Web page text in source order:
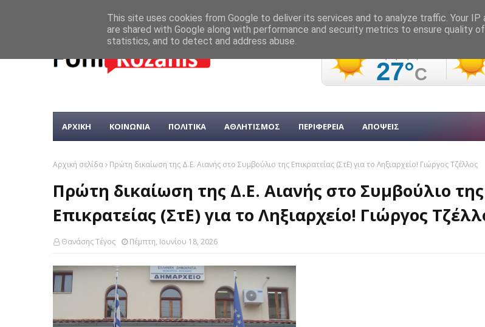
ΑΡΧΙΚΗ ΚΟΙΝΩΝΙΑ ΠΟΛΙΤΙΚΑ ΑΘΛΗΤΙΣΜΟΣ ΠΕΡΙΦΕΡΕΙΑ ΑΠΟΨΕΙΣ
Αρχική σελίδα Πρώτη δικαίωση της Δ.Ε. Αιανής στο Συμβούλιο της Επικρατείας (ΣτΕ) για το Ληξιαρχείο! Γιώργος Τζέλλος
Πρώτη δικαίωση της Δ.Ε. Αιανής στο Συμβούλιο της
Επικρατείας (ΣτΕ) για το Ληξιαρχείο! Γιώργος
Θανάσης Τέγος Πέμπτη, Ιουνίου 18, 2026
This site uses cookies from Google to deliver its services and to analyze traffic. Your IP
are shared with Google along with performance and security metrics to ensure quality
statistics, and to detect and address abuse.